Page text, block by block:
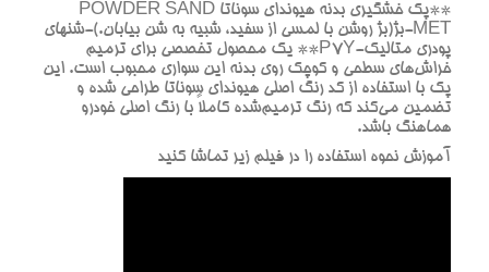
**پک خشگيري بدنه هيونداي سوناتا POWDER SAND
MET-بژ(بژ روشن با لمسي از سفيد، شبيه به شن بيابان.)-شنهاي
پودري متاليک-P7Y** يک محصول تخصصي براي ترميم
خراش‌هاي سطحي و کوچک روي بدنه اين سواري محبوب است. اين
پک با استفاده از کد رنگ اصلي هيونداي سوناتا طراحي شده و
تضمين مي‌کند که رنگ ترميم‌شده کاملاً با رنگ اصلي خودرو
هماهنگ باشد.
آموزش نحوه استفاده را در فيلم زير تماشا کنيد